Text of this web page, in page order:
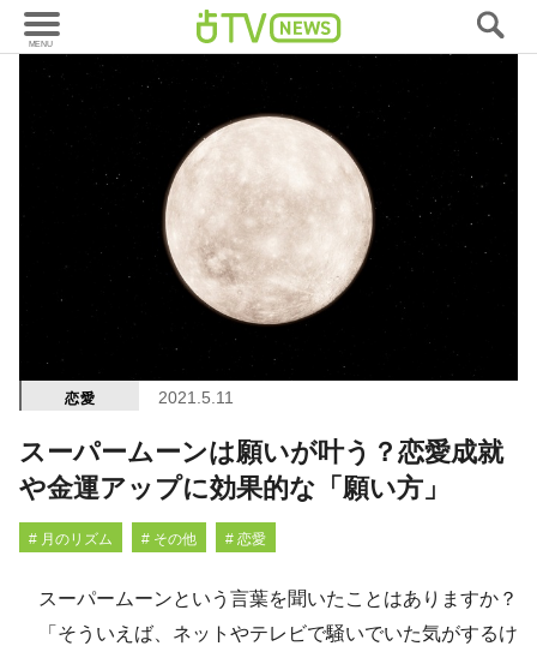
恋愛 2021.5.11
スーパームーンは願いが叶う？恋愛成就
や金運アップに効果的な「願い方」
# 月のリズム # その他 # 恋愛
スーパームーンという言葉を聞いたことはありますか？
「そういえば、ネットやテレビで騒いでいた気がするけ